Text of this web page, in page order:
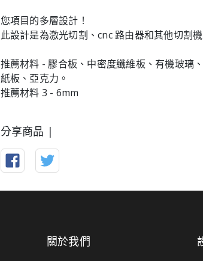
您項目的多層設計！
此設計是為激光切割、cnc 路由器和其他切割
推薦材料 - 膠合板、中密度纖維板、有機玻璃
紙板、亞克力。
推薦材料 3 - 6mm
分享商品 |
關於我們